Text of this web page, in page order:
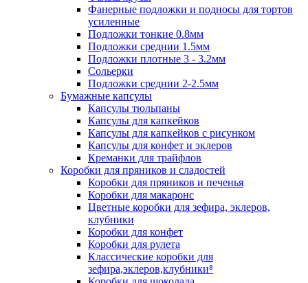
Фанерные подложки и подносы для тортов
усиленные
Подложки тонкие 0.8мм
Подложки среднии 1.5мм
Подложки плотные 3 - 3.2мм
Сольерки
Подложки среднии 2-2.5мм
Бумажные капсулы
Капсулы тюльпаны
Капсулы для капкейков
Капсулы для капкейков с рисунком
Капсулы для конфет и эклеров
Креманки для трайфлов
Коробки для пряников и сладостей
Коробки для пряников и печенья
Коробки для макаронс
Цветные коробки для зефира, эклеров,
клубники
Коробки для конфет
Коробки для рулета
Классические коробки для
зефира,эклеров,клубники⁸